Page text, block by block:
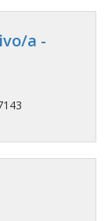
a -